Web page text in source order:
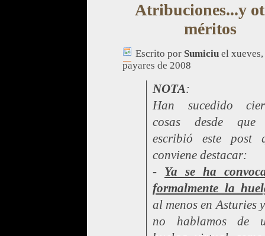
Atribuciones...y
méritos
Escrito por Sumiciu el xueves,
payares de 2008
NOTA:
Han sucedido
cosas desde que
escribió este post
conviene destacar:
- Ya se ha
formalmente la
al menos en Asturies
no hablamos de